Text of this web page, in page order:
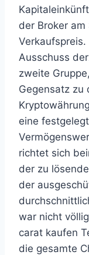
der Broker
Ausschuss
zweite
Gegensatz zu
eine
richtet sich
der zu
der
war nicht
carat kaufen
die gesamte